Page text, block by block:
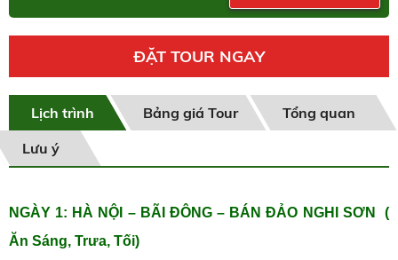
ĐẶT TOUR NGAY
Lịch trình Bảng giá Tour
Tổng quan
Lưu ý
NGÀY 1: HÀ NỘI – BÃI ĐÔNG – BÁN ĐẢO NGHI SƠN (
Ăn Sáng, Trưa, Tối)